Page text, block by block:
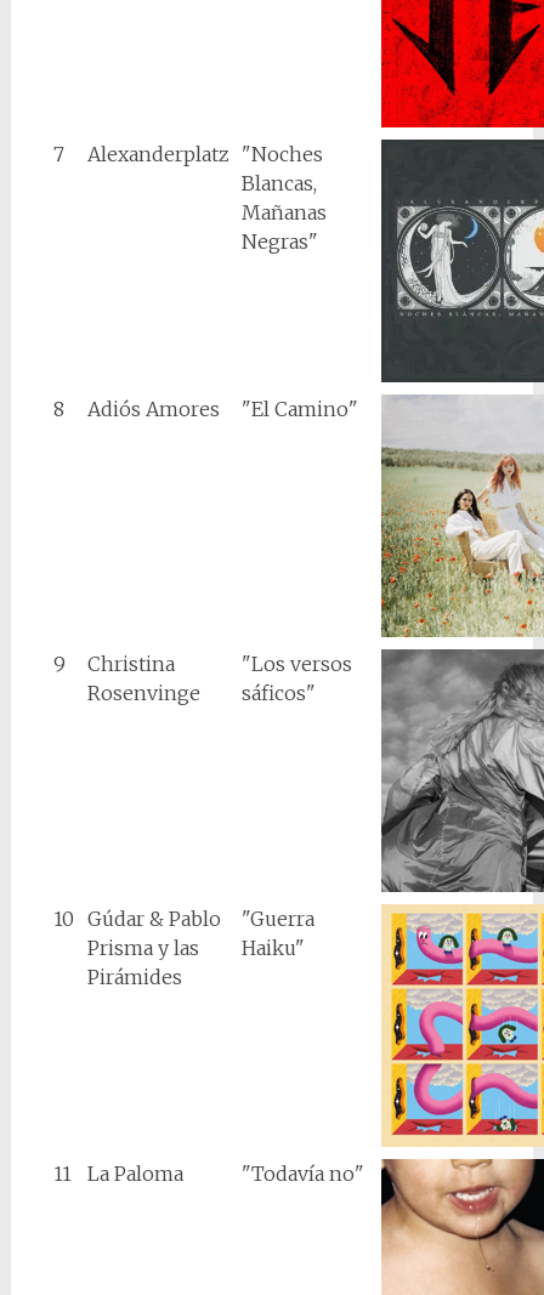
7 Alexanderplatz "Noches
Blancas,
Mañanas
Negras"
8 Adiós Amores "El Camino"
9
Christina
Rosenvinge
"Los versos
sáficos"
10 Gúdar & Pablo
Prisma y las
Pirámides
"Guerra
Haiku"
11 La Paloma "Todavía no"